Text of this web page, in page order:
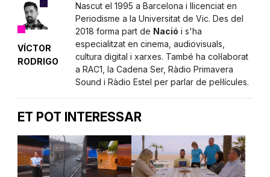
VÍCTOR
RODRIGO
Nascut el 1995 a Barcelona i llicenciat en
Periodisme a la Universitat de Vic. Des del
2018 forma part de Nació i s'ha
especialitzat en cinema, audiovisuals,
cultura digital i xarxes. També ha col·laborat
a RAC1, la Cadena Ser, Ràdio Primavera
Sound i Ràdio Estel per parlar de pel·lícules.
ET POT INTERESSAR